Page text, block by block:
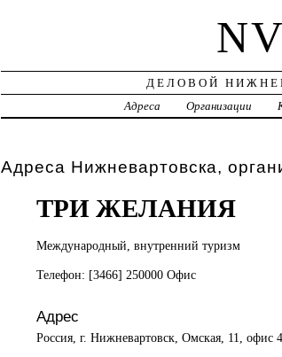
ДЕЛОВОЙ
Адреса
Организации
Адреса Нижневартовска,
ТРИ ЖЕЛАНИЯ
Международный, внутренний туризм
Телефон: [3466] 250000 Офис
Адрес
Россия, г. Нижневартовск, Омская, 11, офис